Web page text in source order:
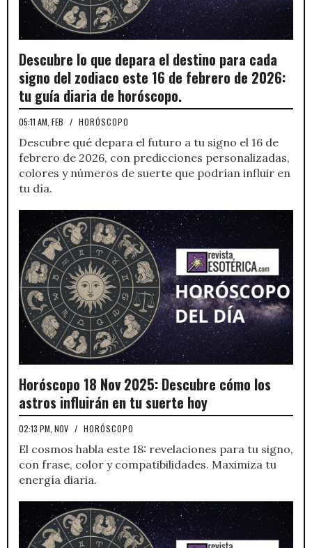
Descubre lo que depara el destino para cada
signo del zodiaco este 16 de febrero de 2026:
tu guía diaria de horóscopo.
05:11 AM, FEB / HORÓSCOPO
Descubre qué depara el futuro a tu signo el 16 de
febrero de 2026, con predicciones personalizadas,
colores y números de suerte que podrían influir en
tu día.
Horóscopo 18 Nov 2025: Descubre cómo los
astros influirán en tu suerte hoy
02:13 PM, NOV / HORÓSCOPO
El cosmos habla este 18: revelaciones para tu signo,
con frase, color y compatibilidades. Maximiza tu
energía diaria.